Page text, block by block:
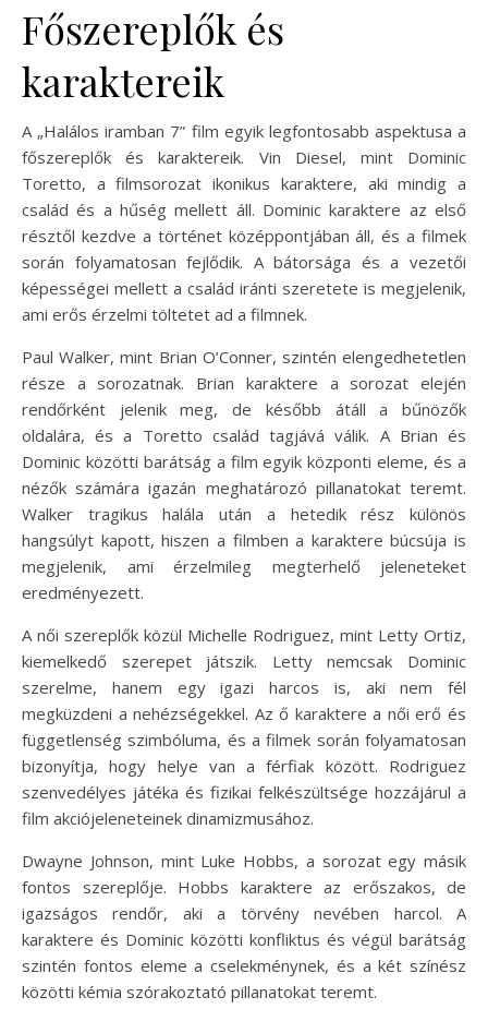
Főszereplők és
karaktereik
A „Halálos iramban 7” film egyik legfontosabb aspektusa a
főszereplők és karaktereik. Vin Diesel, mint Dominic
Toretto, a filmsorozat ikonikus karaktere, aki mindig a
család és a hűség mellett áll. Dominic karaktere az első
résztől kezdve a történet középpontjában áll, és a filmek
során folyamatosan fejlődik. A bátorsága és a vezetői
képességei mellett a család iránti szeretete is megjelenik,
ami erős érzelmi töltetet ad a filmnek.
Paul Walker, mint Brian O’Conner, szintén elengedhetetlen
része a sorozatnak. Brian karaktere a sorozat elején
rendőrként jelenik meg, de később átáll a bűnözők
oldalára, és a Toretto család tagjává válik. A Brian és
Dominic közötti barátság a film egyik központi eleme, és a
nézők számára igazán meghatározó pillanatokat teremt.
Walker tragikus halála után a hetedik rész különös
hangsúlyt kapott, hiszen a filmben a karaktere búcsúja is
megjelenik, ami érzelmileg megterhelő jeleneteket
eredményezett.
A női szereplők közül Michelle Rodriguez, mint Letty Ortiz,
kiemelkedő szerepet játszik. Letty nemcsak Dominic
szerelme, hanem egy igazi harcos is, aki nem fél
megküzdeni a nehézségekkel. Az ő karaktere a női erő és
függetlenség szimbóluma, és a filmek során folyamatosan
bizonyítja, hogy helye van a férfiak között. Rodriguez
szenvedélyes játéka és fizikai felkészültsége hozzájárul a
film akciójeleneteinek dinamizmusához.
Dwayne Johnson, mint Luke Hobbs, a sorozat egy másik
fontos szereplője. Hobbs karaktere az erőszakos, de
igazságos rendőr, aki a törvény nevében harcol. A
karaktere és Dominic közötti konfliktus és végül barátság
szintén fontos eleme a cselekménynek, és a két színész
közötti kémia szórakoztató pillanatokat teremt.